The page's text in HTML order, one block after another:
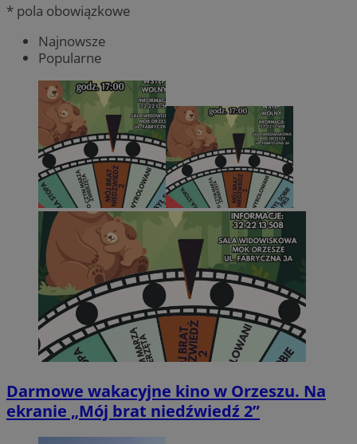
* pola obowiązkowe
Najnowsze
Popularne
Darmowe wakacyjne kino w Orzeszu. Na
ekranie „Mój brat niedźwiedź 2”